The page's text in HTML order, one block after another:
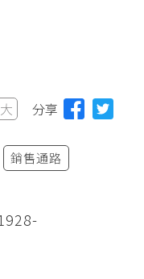
大 分享
銷售通路